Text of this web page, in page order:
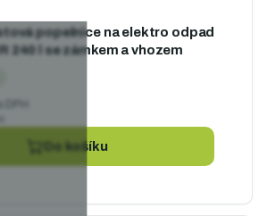
popelnice na elektro odpad
240 l se zámkem a vhozem
Do košíku